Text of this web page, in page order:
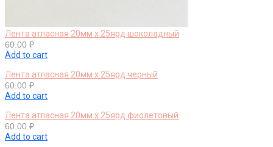
Лента атласная 20мм х 25ярд шоколадный
60.00 ₽
Add to cart
Лента атласная 20мм х 25ярд черный
60.00 ₽
Add to cart
Лента атласная 20мм х 25ярд фиолетовый
60.00 ₽
Add to cart